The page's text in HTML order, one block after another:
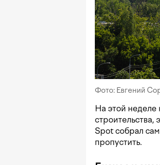
Фото: Евгений
На этой неделе
строительства,
Spot собрал
пропустить.